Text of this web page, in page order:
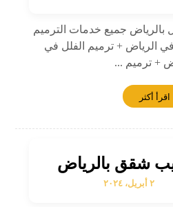
بالرياض جميع خدمات الترميم
الرياض + ترميم الفلل في
+ ترميم ...
اقرأ أكثر
شقق بالرياض
٢ أبريل، ٢٠٢٤